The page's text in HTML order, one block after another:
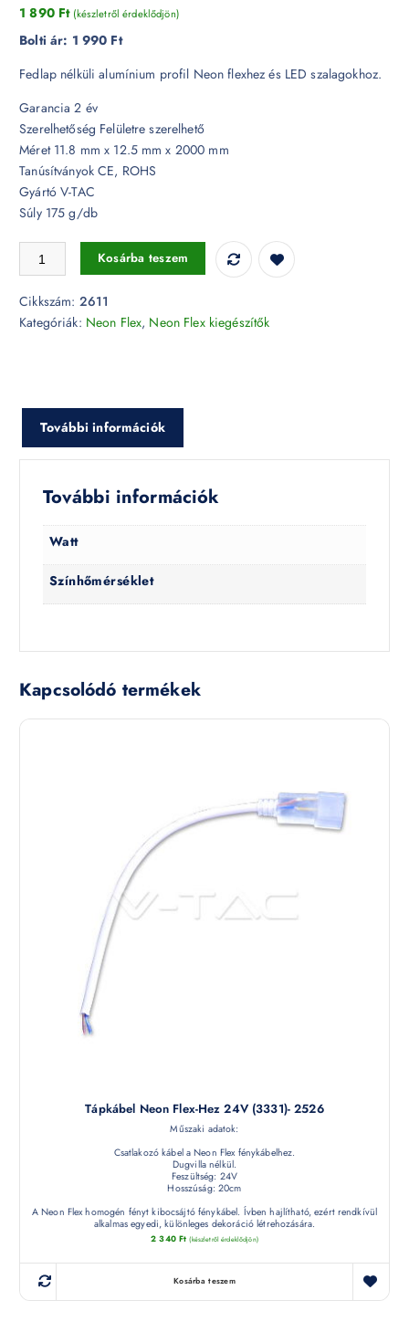
1 890 Ft (készletről érdeklődjön)
Bolti ár: 1 990 Ft
Fedlap nélküli alumínium profil Neon flexhez és LED szalagokhoz.
Garancia 2 év
Szerelhetőség Felületre szerelhető
Méret 11.8 mm x 12.5 mm x 2000 mm
Tanúsítványok CE, ROHS
Gyártó V-TAC
Súly 175 g/db
Alumínium Profil Neon Flex-hez 2 m - 2611 mennyiség
Kosárba teszem
Cikkszám: 2611
Kategóriák: Neon Flex, Neon Flex kiegészítők
További információk
További információk
Watt
Színhőmérséklet
Kapcsolódó termékek
Tápkábel Neon Flex-Hez 24V (3331)- 2526
Műszaki adatok:
Csatlakozó kábel a Neon Flex fénykábelhez.
Dugvilla nélkül.
Feszültség: 24V
Hosszúság: 20cm
A Neon Flex homogén fényt kibocsájtó fénykábel. Ívben hajlítható, ezért rendkívül
alkalmas egyedi, különleges dekoráció létrehozására.
2 340 Ft (készletről érdeklődjön)
Kosárba teszem